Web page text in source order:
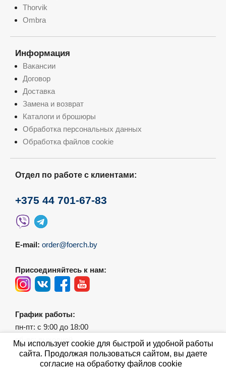
Thorvik
Ombra
Информация
Вакансии
Договор
Доставка
Замена и возврат
Каталоги и брошюры
Обработка персональных данных
Обработка файлов cookie
Отдел по работе с клиентами:
+375 44 701-67-83
E-mail: order@foerch.by
Присоединяйтесь к нам:
График работы:
пн-пт: с 9:00 до 18:00
сб-вс: выходной
Мы использует cookie для быстрой и удобной работы
сайта. Продолжая пользоваться сайтом, вы даете
согласие на обработку файлов cookie